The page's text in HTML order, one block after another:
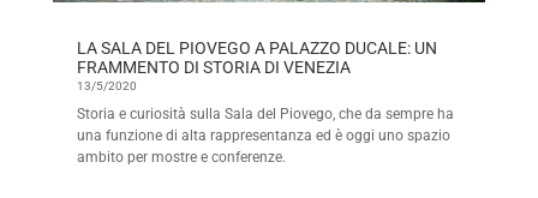
LA SALA DEL PIOVEGO A PALAZZO DUCALE: UN
FRAMMENTO DI STORIA DI VENEZIA
13/5/2020
Storia e curiosità sulla Sala del Piovego, che da sempre ha
una funzione di alta rappresentanza ed è oggi uno spazio
ambito per mostre e conferenze.